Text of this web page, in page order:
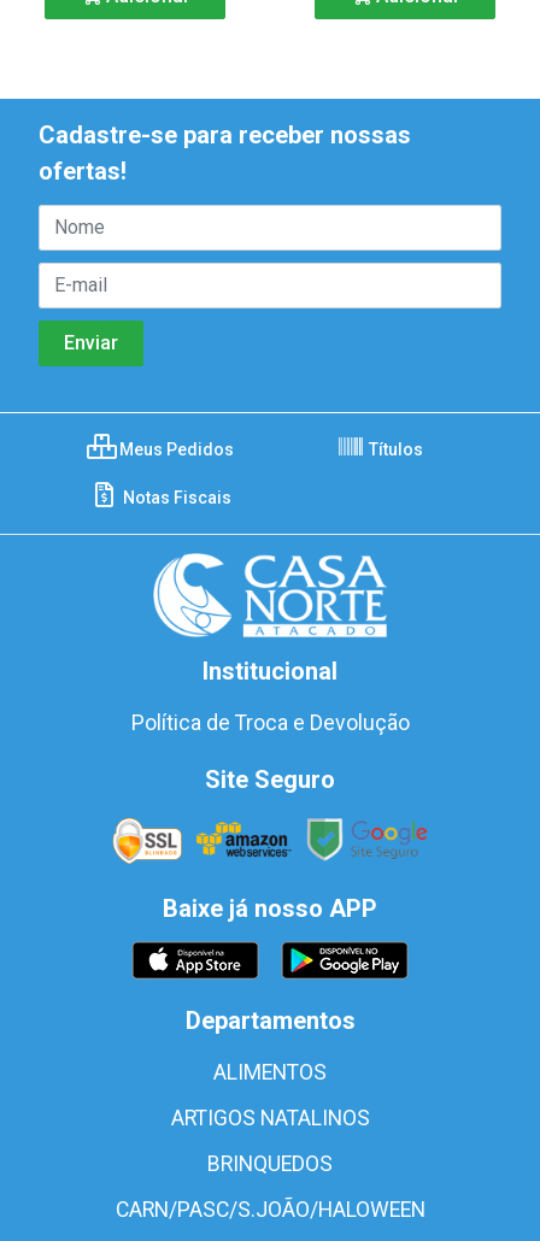
Cadastre-se para receber nossas
ofertas!
Meus Pedidos Títulos
Notas Fiscais
Institucional
Política de Troca e Devolução
Site Seguro
Baixe já nosso APP
Departamentos
ALIMENTOS
ARTIGOS NATALINOS
BRINQUEDOS
CARN/PASC/S.JOÃO/HALOWEEN